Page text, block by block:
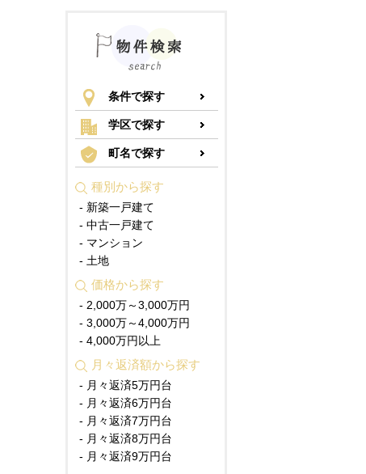
条件で探す
学区で探す
町名で探す
種別から探す
- 新築一戸建て
- 中古一戸建て
- マンション
- 土地
価格から探す
- 2,000万～3,000万円
- 3,000万～4,000万円
- 4,000万円以上
月々返済額から探す
- 月々返済5万円台
- 月々返済6万円台
- 月々返済7万円台
- 月々返済8万円台
- 月々返済9万円台